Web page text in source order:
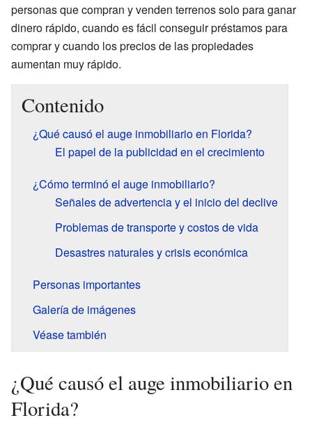
personas que compran y venden terrenos solo para ganar
dinero rápido, cuando es fácil conseguir préstamos para
comprar y cuando los precios de las propiedades
aumentan muy rápido.
Contenido
¿Qué causó el auge inmobiliario en Florida?
El papel de la publicidad en el crecimiento
¿Cómo terminó el auge inmobiliario?
Señales de advertencia y el inicio del declive
Problemas de transporte y costos de vida
Desastres naturales y crisis económica
Personas importantes
Galería de imágenes
Véase también
¿Qué causó el auge inmobiliario en
Florida?